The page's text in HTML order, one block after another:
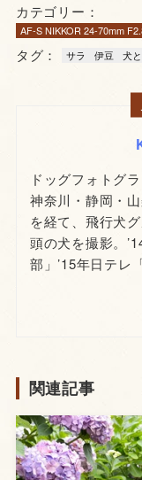
カテゴリー：
AF-S NIKKOR 24-70mm
タグ： サラ 伊豆 犬
ドッグフォトグ
神奈川・静岡・
を経て、飛行犬
頭の犬を撮影。
部」’15年日テレ
関連記事